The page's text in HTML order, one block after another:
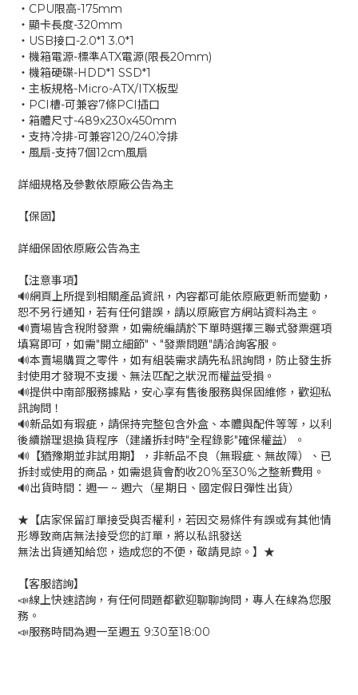
‧CPU限高-175mm
‧顯卡長度-320mm
‧USB接口-2.0*1 3.0*1
‧機箱電源-標準ATX電源(限長20mm)
‧機箱硬碟-HDD*1 SSD*1
‧主板規格-Micro-ATX/ITX板型
‧PCI槽-可兼容7條PCI插口
‧箱體尺寸-489x230x450mm
‧支持冷排-可兼容120/240冷排
‧風扇-支持7個12cm風扇
詳細規格及參數依原廠公告為主
【保固】
詳細保固依原廠公告為主
【注意事項】
🔊網頁上所提到相關產品資訊，內容都可能依原廠更新而變動，
恕不另行通知，若有任何錯誤，請以原廠官方網站資料為主。
🔊賣場皆含稅附發票，如需統編請於下單時選擇三聯式發票選項
填寫即可，如需"開立細節"、"發票問題"請洽詢客服。
🔊本賣場購買之零件，如有組裝需求請先私訊詢問，防止發生拆
封使用才發現不支援、無法匹配之狀況而權益受損。
🔊提供中南部服務據點，安心享有售後服務與保固維修，歡迎私
訊詢問！
🔊新品如有瑕疵，請保持完整包含外盒、本體與配件等等，以利
後續辦理退換貨程序（建議拆封時"全程錄影"確保權益）。
🔊【猶豫期並非試用期】，非新品不良（無瑕疵、無故障）、已
拆封或使用的商品，如需退貨會酌收20%至30%之整新費用。
🔊出貨時間：週一 ~ 週六（星期日、國定假日彈性出貨）
★【店家保留訂單接受與否權利，若因交易條件有誤或有其他情
形導致商店無法接受您的訂單，將以私訊發送
無法出貨通知給您，造成您的不便，敬請見諒。】★
【客服諮詢】
📣線上快速諮詢，有任何問題都歡迎聊聊詢問，專人在線為您服
務。
📣服務時間為週一至週五 9:30至18:00